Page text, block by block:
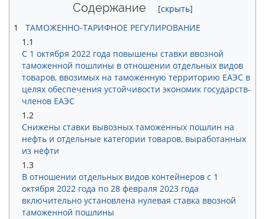
Содержание
1
ТАМОЖЕННО-ТАРИФНОЕ РЕГУЛИРОВАНИЕ
1.1
С 1 октября 2022 года повышены ставки ввозной
таможенной пошлины в отношении отдельных видов
товаров, ввозимых на таможенную территорию ЕАЭС в
целях обеспечения устойчивости экономик государств-
членов ЕАЭС
1.2
Снижены ставки вывозных таможенных пошлин на
нефть и отдельные категории товаров, выработанных
из нефти
1.3
В отношении отдельных видов контейнеров с 1
октября 2022 года по 28 февраля 2023 года
включительно установлена нулевая ставка ввозной
таможенной пошлины